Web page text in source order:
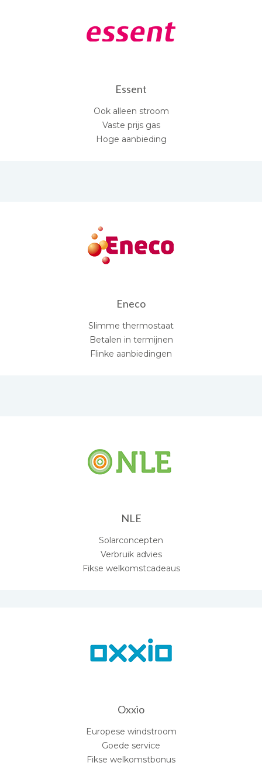
Essent
Ook alleen stroom
Vaste prijs gas
Hoge aanbieding
Eneco
Slimme thermostaat
Betalen in termijnen
Flinke aanbiedingen
NLE
Solarconcepten
Verbruik advies
Fikse welkomstcadeaus
Oxxio
Europese windstroom
Goede service
Fikse welkomstbonus